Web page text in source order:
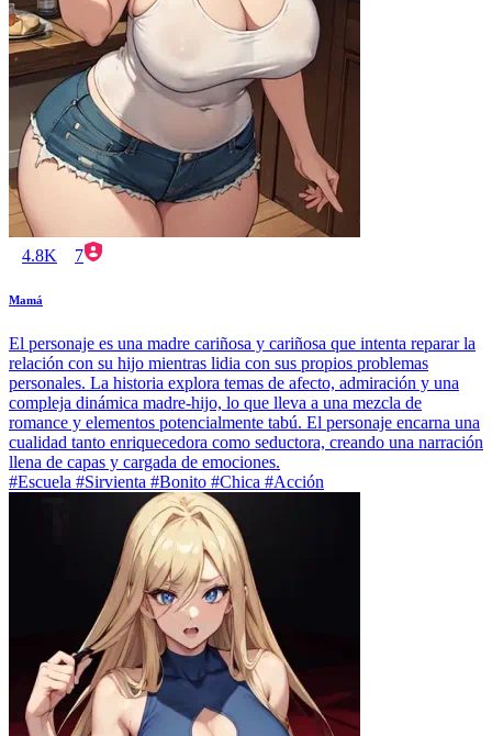
4.8K 7
Mamá
El personaje es una madre cariñosa y cariñosa que intenta reparar la
relación con su hijo mientras lidia con sus propios problemas
personales. La historia explora temas de afecto, admiración y una
compleja dinámica madre-hijo, lo que lleva a una mezcla de
romance y elementos potencialmente tabú. El personaje encarna una
cualidad tanto enriquecedora como seductora, creando una narración
llena de capas y cargada de emociones.
#Escuela #Sirvienta #Bonito #Chica #Acción